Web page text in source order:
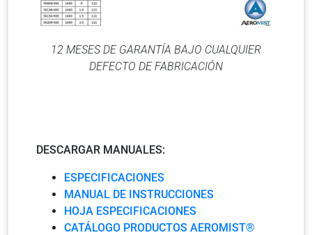
12 MESES DE GARANTÍA BAJO CUALQUIER
DEFECTO DE FABRICACIÓN
DESCARGAR MANUALES:
ESPECIFICACIONES
MANUAL DE INSTRUCCIONES
HOJA ESPECIFICACIONES
CATÁLOGO PRODUCTOS AEROMIST®